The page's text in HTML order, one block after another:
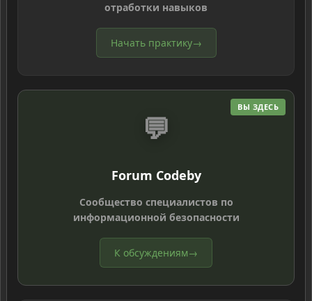
отработки навыков
Начать практику→
ВЫ ЗДЕСЬ
💬
Forum Codeby
Сообщество специалистов по
информационной безопасности
К обсуждениям→